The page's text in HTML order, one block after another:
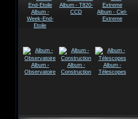
Album -
Week-End-
Etoile
Album - T820-
CCD
Album - Ciel-
Extreme
Album -
Observatoire
Album -
Construction
Album -
Télescopes